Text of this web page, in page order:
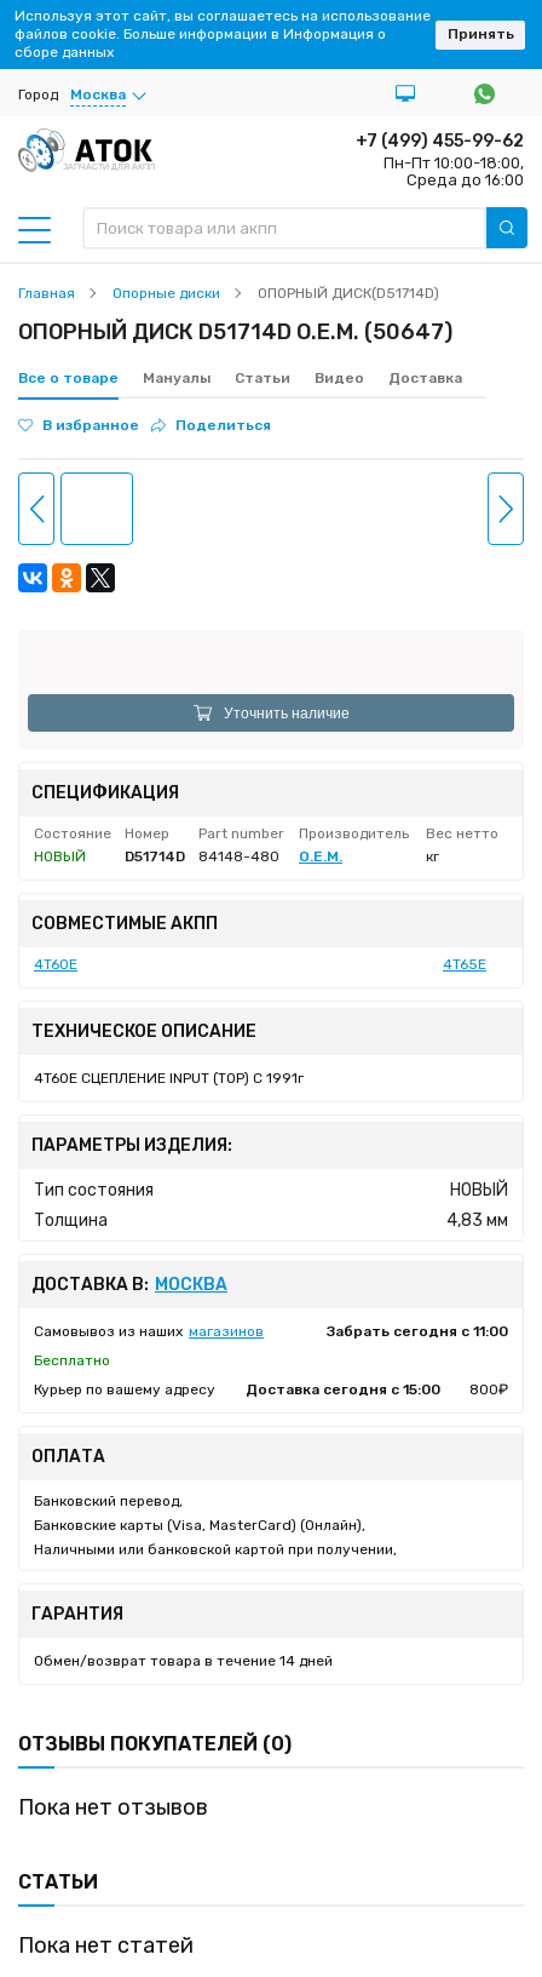
Город Москва
ЗАПЧАСТИ ДЛЯ АКПП
+7 (499) 455-99-62
Пн-Пт 10:00-18:00,
Среда до 16:00
Главная Опорные диски ОПОРНЫЙ ДИСК(D51714D)
ОПОРНЫЙ ДИСК D51714D O.E.M. (50647)
Все о товаре Мануалы Статьи Видео Доставка
В избранное Поделиться
Уточнить наличие
СПЕЦИФИКАЦИЯ
Состояние Номер Part number Производитель
Вес нетто
НОВЫЙ
D51714D 84148-480 O.E.M. кг
СОВМЕСТИМЫЕ АКПП
4T60E 4T65E
ТЕХНИЧЕСКОЕ ОПИСАНИЕ
4T60E СЦЕПЛЕНИЕ INPUT (TOP) C 1991г
ПАРАМЕТРЫ ИЗДЕЛИЯ:
Тип состояния
НОВЫЙ
Толщина
4,83 мм
ДОСТАВКА В: МОСКВА
Самовывоз из наших магазинов
Забрать сегодня с 11:00
Бесплатно
Курьер по вашему адресу
Доставка сегодня с 15:00 800₽
ОПЛАТА
Банковский перевод,
Банковские карты (Visa, MasterCard) (Онлайн),
Наличными или банковской картой при получении,
ГАРАНТИЯ
Обмен/возврат товара в течение 14 дней
ОТЗЫВЫ ПОКУПАТЕЛЕЙ (0)
Пока нет отзывов
СТАТЬИ
Пока нет статей
Используя этот сайт, вы соглашаетесь на использование
файлов cookie. Больше информации в Информация о
сборе данных
Принять